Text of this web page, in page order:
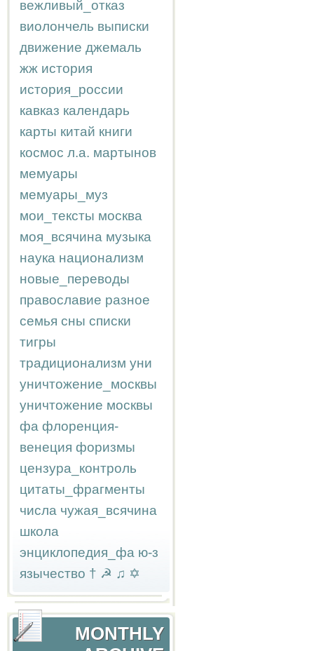
вежливый_отказ
виолончель выписки
движение джемаль
жж история
история_россии
кавказ календарь
карты китай книги
космос л.а. мартынов
мемуары
мемуары_муз
мои_тексты москва
моя_всячина музыка
наука национализм
новые_переводы
православие разное
семья сны списки
тигры
традиционализм уни
уничтожение_москвы
уничтожение москвы
фа флоренция-
венеция форизмы
цензура_контроль
цитаты_фрагменты
числа чужая_всячина
школа
энциклопедия_фа ю-з
язычество † ☭ ♫ ✡
MONTHLY